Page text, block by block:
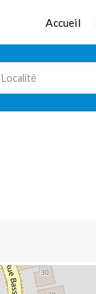
Accueil
Localité